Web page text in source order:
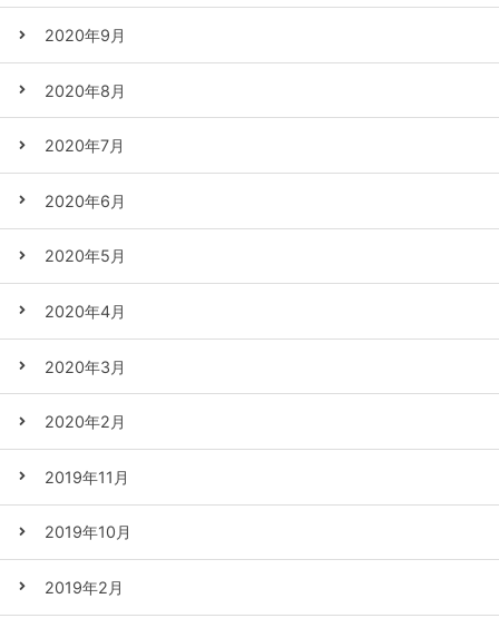
2020年9月
2020年8月
2020年7月
2020年6月
2020年5月
2020年4月
2020年3月
2020年2月
2019年11月
2019年10月
2019年2月